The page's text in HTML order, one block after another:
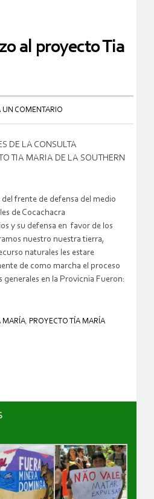
al proyecto Tia
UN COMENTARIO
DE LA CONSULTA
TIA MARIA DE LA SOUTHERN
frente de defensa del medio
de Cocachacra
y su defensa en favor de los
nuestro nuestra tierra,
naturales les estare
de como marcha el proceso
generales en la Provicnia Fueron:
MARÍA, PROYECTO TÍA MARÍA